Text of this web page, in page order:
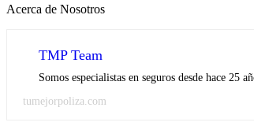
Acerca de Nosotros
TMP Team
Somos especialistas en seguros desde hace 25
tumejorpoliza.com